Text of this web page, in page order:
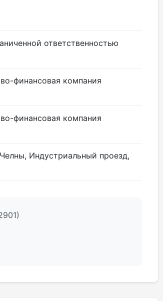
ответственностью
финансовая компания
финансовая компания
Индустриальный проезд,